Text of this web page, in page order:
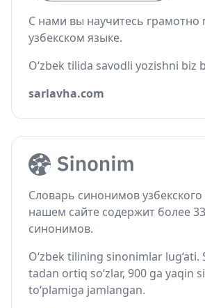
С нами вы научитесь грамотно
узбекском языке.
O‘zbek tilida savodli yozishni biz
sarlavha.com
Словарь синонимов узбекского
нашем сайте содержит более
синонимов.
O‘zbek tilining sinonimlar lug‘ati.
tadan ortiq so‘zlar, 900 ga yaqin
to‘plamiga jamlangan.